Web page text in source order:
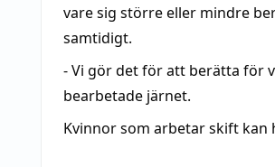
vare sig större eller mindre
samtidigt.
- Vi gör det för att berätta för
bearbetade järnet.
Kvinnor som arbetar skift kan